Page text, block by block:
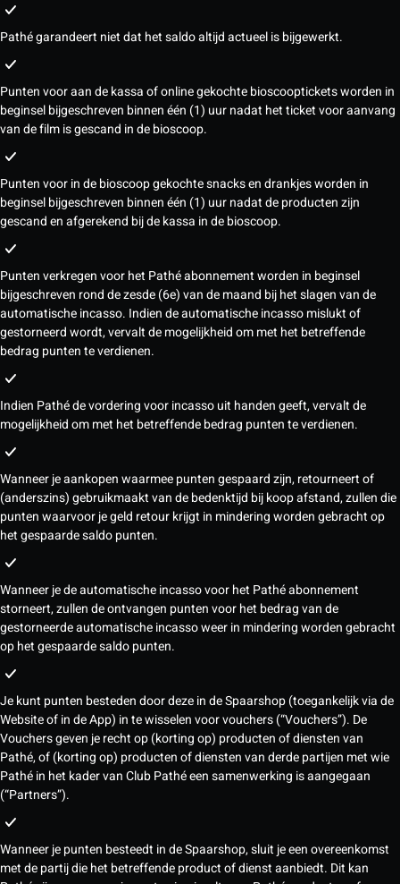
Pathé garandeert niet dat het saldo altijd actueel is bijgewerkt.
Punten voor aan de kassa of online gekochte bioscooptickets worden in
beginsel bijgeschreven binnen één (1) uur nadat het ticket voor aanvang
van de film is gescand in de bioscoop.
Punten voor in de bioscoop gekochte snacks en drankjes worden in
beginsel bijgeschreven binnen één (1) uur nadat de producten zijn
gescand en afgerekend bij de kassa in de bioscoop.
Punten verkregen voor het Pathé abonnement worden in beginsel
bijgeschreven rond de zesde (6e) van de maand bij het slagen van de
automatische incasso. Indien de automatische incasso mislukt of
gestorneerd wordt, vervalt de mogelijkheid om met het betreffende
bedrag punten te verdienen.
Indien Pathé de vordering voor incasso uit handen geeft, vervalt de
mogelijkheid om met het betreffende bedrag punten te verdienen.
Wanneer je aankopen waarmee punten gespaard zijn, retourneert of
(anderszins) gebruikmaakt van de bedenktijd bij koop afstand, zullen die
punten waarvoor je geld retour krijgt in mindering worden gebracht op
het gespaarde saldo punten.
Wanneer je de automatische incasso voor het Pathé abonnement
storneert, zullen de ontvangen punten voor het bedrag van de
gestorneerde automatische incasso weer in mindering worden gebracht
op het gespaarde saldo punten.
Je kunt punten besteden door deze in de Spaarshop (toegankelijk via de
Website of in de App) in te wisselen voor vouchers (“Vouchers”). De
Vouchers geven je recht op (korting op) producten of diensten van
Pathé, of (korting op) producten of diensten van derde partijen met wie
Pathé in het kader van Club Pathé een samenwerking is aangegaan
(“Partners”).
Wanneer je punten besteedt in de Spaarshop, sluit je een overeenkomst
met de partij die het betreffende product of dienst aanbiedt. Dit kan